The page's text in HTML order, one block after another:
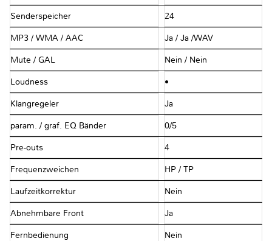
Senderspeicher 24
MP3 / WMA / AAC Ja / Ja /WAV
Mute / GAL Nein / Nein
Loudness •
Klangregeler Ja
param. / graf. EQ Bänder 0/5
Pre-outs 4
Frequenzweichen HP / TP
Laufzeitkorrektur Nein
Abnehmbare Front Ja
Fernbedienung Nein